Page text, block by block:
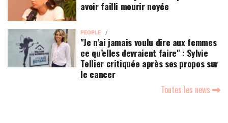
avoir failli mourir noyée
PEOPLE
"Je n’ai jamais voulu dire aux femmes
ce qu’elles devraient faire" : Sylvie
Tellier critiquée après ses propos sur
le cancer
Toutes les news